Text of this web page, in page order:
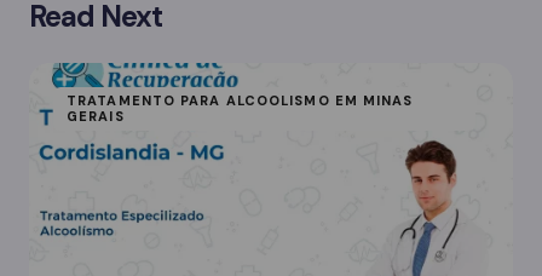
Read Next
TRATAMENTO PARA ALCOOLISMO EM MINAS
GERAIS